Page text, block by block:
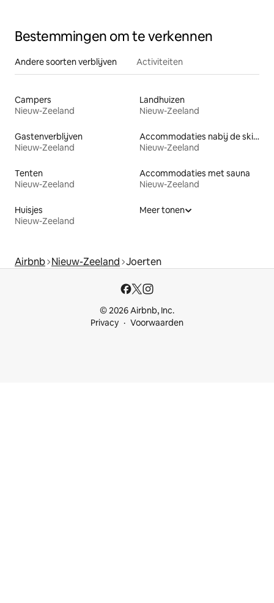
Bestemmingen om te verkennen
Andere soorten verblijven Activiteiten
Campers
Nieuw-Zeeland
Landhuizen
Nieuw-Zeeland
Gastenverblijven
Nieuw-Zeeland
Accommodaties nabij de skipiste
Nieuw-Zeeland
Tenten
Nieuw-Zeeland
Accommodaties met sauna
Nieuw-Zeeland
Huisjes
Nieuw-Zeeland
Meer tonen
Airbnb Nieuw-Zeeland Joerten
© 2026 Airbnb, Inc.
Privacy
Voorwaarden